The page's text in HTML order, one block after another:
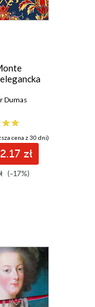
Dumas
cena z 30 dni)
zł
(-17%)